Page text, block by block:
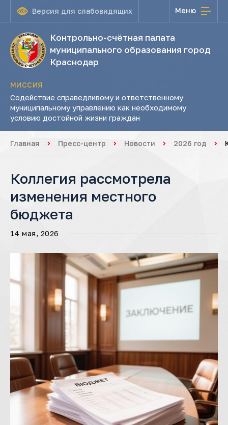
Версия для слабовидящих Меню
Контрольно-счётная палата
муниципального образования город
Краснодар
МИССИЯ
Содействие справедливому и ответственному
муниципальному управлению как необходимому
условию достойной жизни граждан
Главная Пресс-центр Новости 2026 год
Коллегия рассмотрела
изменения местного
бюджета
14 мая, 2026